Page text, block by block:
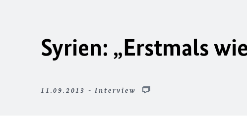
Syrien: „Erstmals
11.09.2013 - Interview